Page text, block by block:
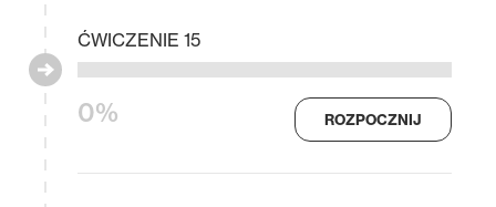
0%
ĆWICZENIE 15
ROZPOCZNIJ